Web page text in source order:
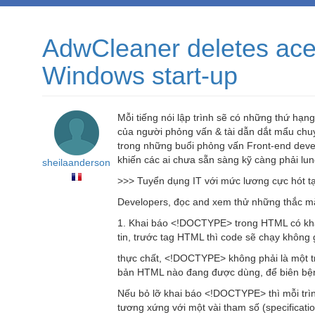
AdwCleaner deletes
Windows start-up
sheilaanderson
Mỗi tiếng nói lập trình sẽ có những thứ
của người phỏng vấn & tài dẫn dắt mẩu
trong những buổi phỏng vấn Front-end
khiến các ai chưa sẵn sàng kỹ càng phải
>>> Tuyển dụng IT với mức lương cực hót
Developers, đọc and xem thử những thắc
1. Khai báo <!DOCTYPE> trong HTML có
tin, trước tag HTML thì code sẽ chạy
thực chất, <!DOCTYPE> không phải là
bản HTML nào đang được dùng, để biên
Nếu bỏ lỡ khai báo <!DOCTYPE> thì mỗi
tương xứng với một vài tham số